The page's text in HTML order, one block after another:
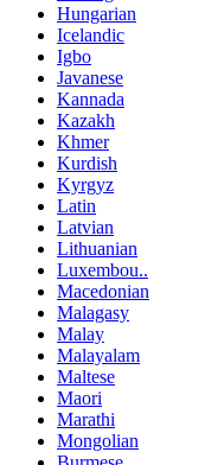
Hungarian
Icelandic
Igbo
Javanese
Kannada
Kazakh
Khmer
Kurdish
Kyrgyz
Latin
Latvian
Lithuanian
Luxembou..
Macedonian
Malagasy
Malay
Malayalam
Maltese
Maori
Marathi
Mongolian